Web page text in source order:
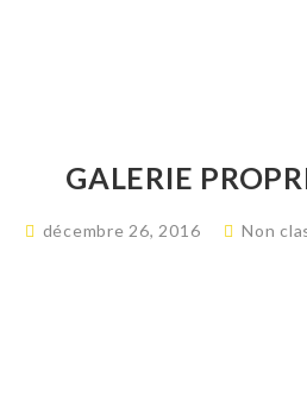
GALERIE
décembre 26, 2016 Non